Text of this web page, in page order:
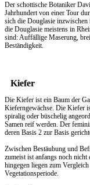
Der schottische Botaniker
Jahrhundert von einer Tour
sich die Douglasie
die Douglasie meistens in
sind: Auffällige Maserung,
Beständigkeit.
Kiefer
Die Kiefer ist ein Baum der
Kieferngewächse. Die Kiefer
spiralig oder büschelig
Samen reif werden. Der
deren Basis 2 zur Basis
Zwischen Bestäubung und
zumeist ist anfangs noch
hingegen liegen zum
Vegetationsperiode.